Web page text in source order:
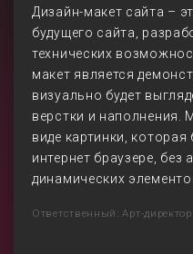
Дизайн-макет сайта –
будущего сайта,
технических
макет является
визуально будет
верстки и наполнения.
виде картинки,
интернет браузере, без
динамических
Ответственный: Арт-